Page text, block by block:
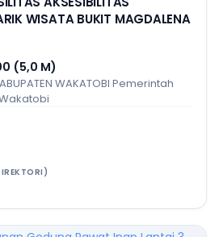
WISATA BUKIT MAGDALENA
(5,0 M)
WAKATOBI Pemerintah